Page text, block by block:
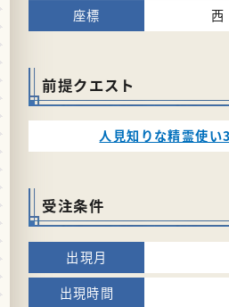
西
前提クエスト
人見知りな精霊使い
受注条件